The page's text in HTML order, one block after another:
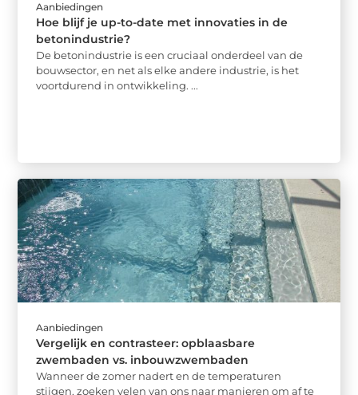
Aanbiedingen
Hoe blijf je up-to-date met innovaties in de
betonindustrie?
De betonindustrie is een cruciaal onderdeel van de
bouwsector, en net als elke andere industrie, is het
voortdurend in ontwikkeling. ...
Aanbiedingen
Vergelijk en contrasteer: opblaasbare
zwembaden vs. inbouwzwembaden
Wanneer de zomer nadert en de temperaturen
stijgen, zoeken velen van ons naar manieren om af te